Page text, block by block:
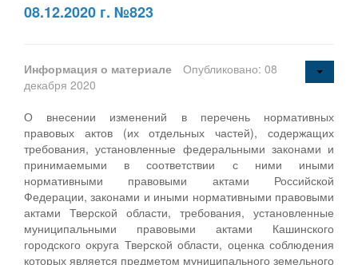
08.12.2020 г. №823
Информация о материале
Опубликовано: 08
декабря 2020
О внесении изменений в перечень нормативных
правовых актов (их отдельных частей), содержащих
требования, установленные федеральными законами и
принимаемыми в соответствии с ними иными
нормативными правовыми актами Российской
Федерации, законами и иными нормативными правовыми
актами Тверской области, требования, установленные
муниципальными правовыми актами Кашинского
городского округа Тверской области, оценка соблюдения
которых является предметом муниципального земельного